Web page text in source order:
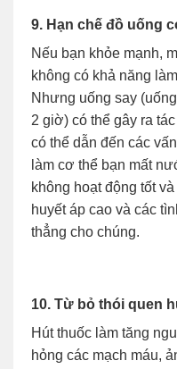
9. Hạn chế đồ uống
Nếu bạn khỏe mạnh,
không có khả năng
Nhưng uống say
2 giờ) có thể gây ra
có thể dẫn đến các
làm cơ thể bạn mất
không hoạt động tốt
huyết áp cao và các
thẳng cho chúng.
10. Từ bỏ thói quen
Hút thuốc làm tăng
hỏng các mạch máu,